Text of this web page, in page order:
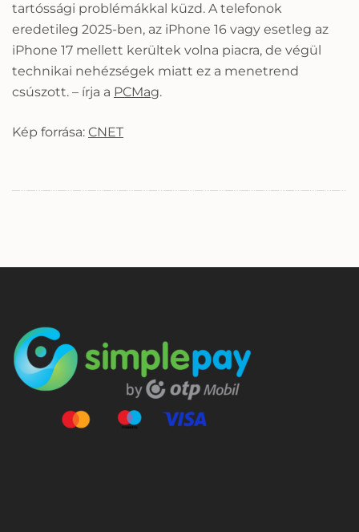
tartóssági problémákkal küzd. A telefonok
eredetileg 2025-ben, az iPhone 16 vagy esetleg az
iPhone 17 mellett kerültek volna piacra, de végül
technikai nehézségek miatt ez a menetrend
csúszott. – írja a PCMag.
Kép forrása: CNET